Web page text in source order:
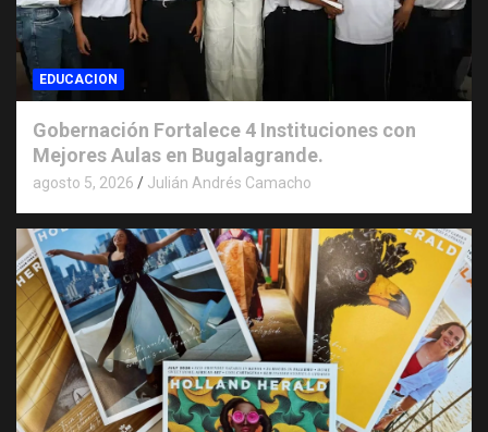
EDUCACION
Gobernación Fortalece 4 Instituciones con
Mejores Aulas en Bugalagrande.
agosto 5, 2026 Julián Andrés Camacho